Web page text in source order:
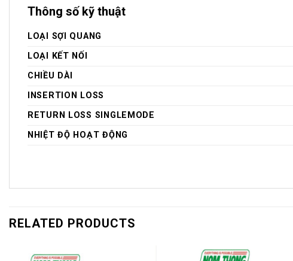
Thông số kỹ thuật
LOẠI SỢI QUANG
LOẠI KẾT NỐI
CHIỀU DÀI
INSERTION LOSS
RETURN LOSS SINGLEMODE
NHIỆT ĐỘ HOẠT ĐỘNG
RELATED PRODUCTS